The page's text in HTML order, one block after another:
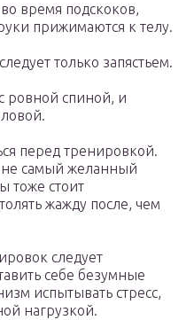
время подскоков,
прижимаются к телу.
только запястьем.
ровной спиной, и
перед тренировкой.
не самый желанный
тоже стоит
жажду после, чем
следует
себе безумные
испытывать стресс,
нагрузкой.